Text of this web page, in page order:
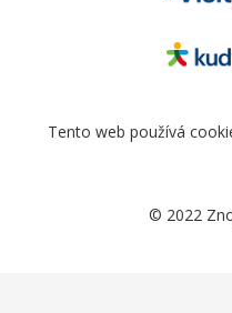
Tento web používá
© 2022